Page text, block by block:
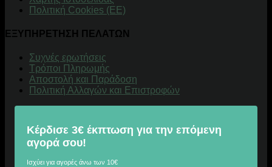
Πολιτική Cookies (ΕΕ)
ΕΞΥΠΗΡΕΤΗΣΗ ΠΕΛΑΤΩΝ
Συχνές ερωτήσεις
Τρόποι Πληρωμής
Αποστολή και Παράδοση
Πολιτική Αλλαγών και Επιστροφών
Κέρδισε 3€ έκπτωση για την επόμενη
αγορά σου!
Ισχύει για αγορές άνω των 10€